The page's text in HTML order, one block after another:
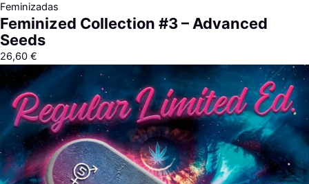
Feminizadas
Feminized Collection #3 – Advanced
Seeds
26,60 €